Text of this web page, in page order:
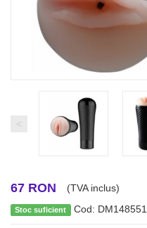
<
67 RON (TVA inclus)
Stoc suficient Cod: DM148551